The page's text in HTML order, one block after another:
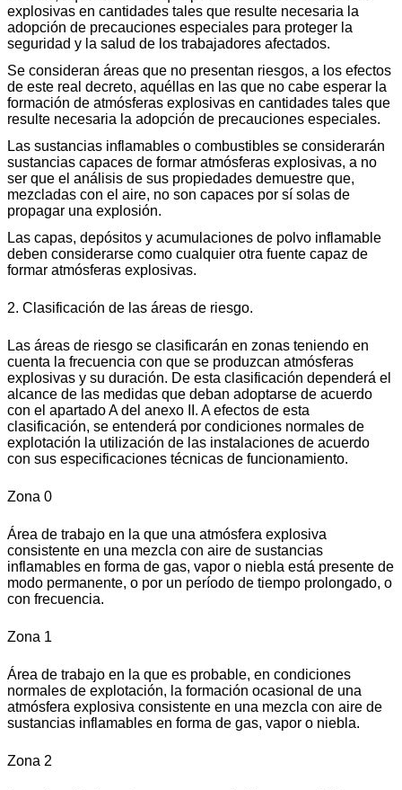
explosivas en cantidades tales que resulte necesaria la
adopción de precauciones especiales para proteger la
seguridad y la salud de los trabajadores afectados.
Se consideran áreas que no presentan riesgos, a los efectos
de este real decreto, aquéllas en las que no cabe esperar la
formación de atmósferas explosivas en cantidades tales que
resulte necesaria la adopción de precauciones especiales.
Las sustancias inflamables o combustibles se considerarán
sustancias capaces de formar atmósferas explosivas, a no
ser que el análisis de sus propiedades demuestre que,
mezcladas con el aire, no son capaces por sí solas de
propagar una explosión.
Las capas, depósitos y acumulaciones de polvo inflamable
deben considerarse como cualquier otra fuente capaz de
formar atmósferas explosivas.
2. Clasificación de las áreas de riesgo.
Las áreas de riesgo se clasificarán en zonas teniendo en
cuenta la frecuencia con que se produzcan atmósferas
explosivas y su duración. De esta clasificación dependerá el
alcance de las medidas que deban adoptarse de acuerdo
con el apartado A del anexo II. A efectos de esta
clasificación, se entenderá por condiciones normales de
explotación la utilización de las instalaciones de acuerdo
con sus especificaciones técnicas de funcionamiento.
Zona 0
Área de trabajo en la que una atmósfera explosiva
consistente en una mezcla con aire de sustancias
inflamables en forma de gas, vapor o niebla está presente de
modo permanente, o por un período de tiempo prolongado, o
con frecuencia.
Zona 1
Área de trabajo en la que es probable, en condiciones
normales de explotación, la formación ocasional de una
atmósfera explosiva consistente en una mezcla con aire de
sustancias inflamables en forma de gas, vapor o niebla.
Zona 2